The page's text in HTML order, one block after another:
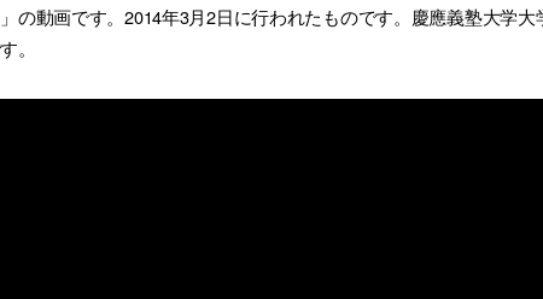
の動画です。2014年3月2日に行われたものです。慶應義塾大学
。